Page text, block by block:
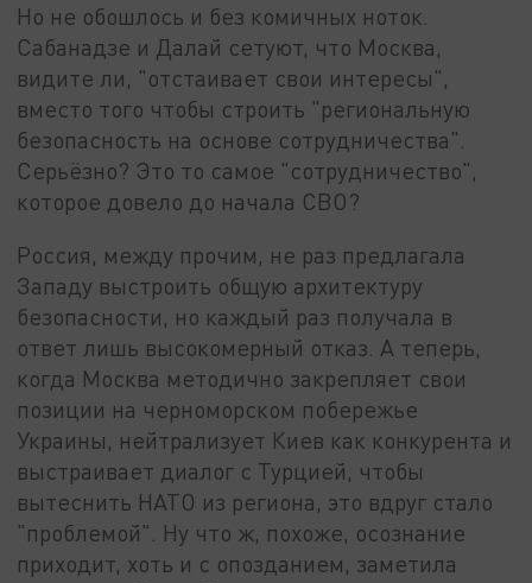
Но не обошлось и без комичных ноток.
Сабанадзе и Далай сетуют, что Москва,
видите ли, "отстаивает свои интересы",
вместо того чтобы строить "региональную
безопасность на основе сотрудничества".
Серьёзно? Это то самое "сотрудничество",
которое довело до начала СВО?
Россия, между прочим, не раз предлагала
Западу выстроить общую архитектуру
безопасности, но каждый раз получала в
ответ лишь высокомерный отказ. А теперь,
когда Москва методично закрепляет свои
позиции на черноморском побережье
Украины, нейтрализует Киев как конкурента и
выстраивает диалог с Турцией, чтобы
вытеснить НАТО из региона, это вдруг стало
"проблемой". Ну что ж, похоже, осознание
приходит, хоть и с опозданием, заметила